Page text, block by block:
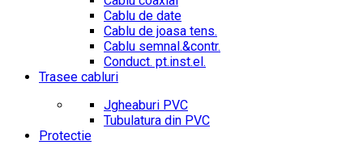
Cablu de date
Cablu de joasa tens.
Cablu semnal.&contr.
Conduct. pt.inst.el.
Trasee cabluri
Jgheaburi PVC
Tubulatura din PVC
Protectie